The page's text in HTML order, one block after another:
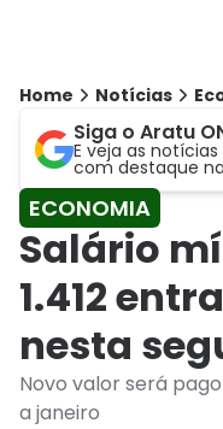
Home Notícias
Siga o Aratu
E veja as notícias
com destaque
ECONOMIA
Salário
1.412
nesta
Novo valor será
a janeiro